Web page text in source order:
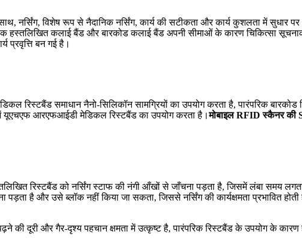
नर्सिंग, विशेष रूप से नैदानिक ​​नर्सिंग, कार्य की सटीकता और कार्य कुशलता में सुधार पर
हस्तलिखित कलाई बैंड और बारकोड कलाई बैंड अपनी सीमाओं के कारण चिकित्सा
प्रवृत्ति बन गई है।
रिस्टबैंड समाधान नैनो-सिलिकॉन सामग्रियों का उपयोग करता है, पारंपरिक
यूएचएफ आरएफआईडी मेडिकल रिस्टबैंड का उपयोग करता है।मोबाइल RFID स्कैनर की
रिस्टबैंड को नर्सिंग स्टाफ की नंगी आँखों से जाँचना पड़ता है, जिसमें लंबा समय
है और उसे ब्लॉक नहीं किया जा सकता, जिससे नर्सिंग की कार्यक्षमता प्रभावित
दूरी और गैर-दृश्य पहचान क्षमता में उत्कृष्ट है, पारंपरिक रिस्टबैंड के उपयोग के कारण